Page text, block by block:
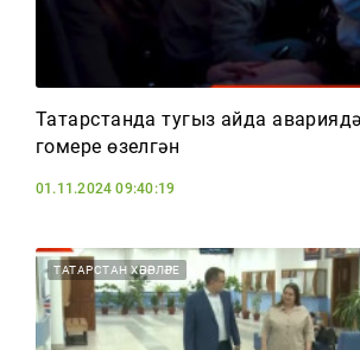
Татарстанда тугыз айда
гомере өзелгән
01.11.2024 09:40:19
ТАТАРСТАН ХӘБӘРЛӘРЕ